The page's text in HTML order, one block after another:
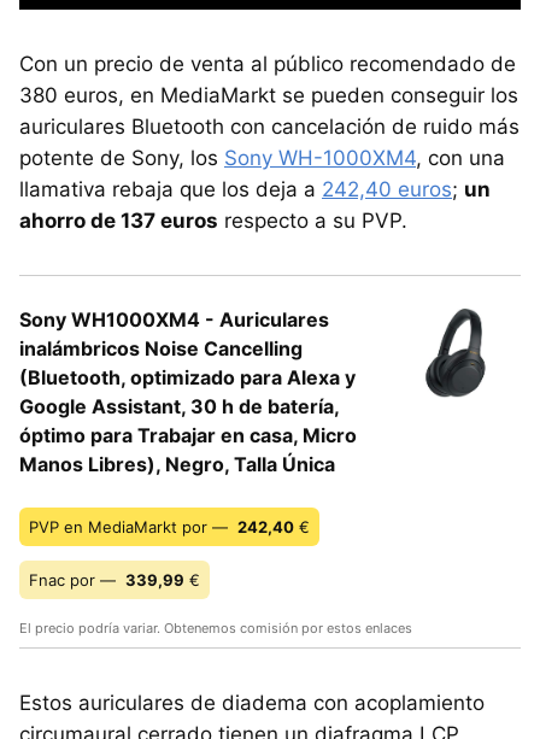
Con un precio de venta al público recomendado de
380 euros, en MediaMarkt se pueden conseguir los
auriculares Bluetooth con cancelación de ruido más
potente de Sony, los Sony WH-1000XM4, con una
llamativa rebaja que los deja a 242,40 euros; un
ahorro de 137 euros respecto a su PVP.
Sony WH1000XM4 - Auriculares
inalámbricos Noise Cancelling
(Bluetooth, optimizado para Alexa y
Google Assistant, 30 h de batería,
óptimo para Trabajar en casa, Micro
Manos Libres), Negro, Talla Única
PVP en MediaMarkt por — 242,40 €
Fnac por — 339,99 €
El precio podría variar. Obtenemos comisión por estos enlaces
Estos auriculares de diadema con acoplamiento
circumaural cerrado tienen un diafragma LCP